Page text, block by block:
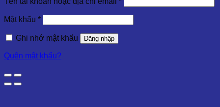
Mật khẩu *
Ghi nhớ mật khẩu Đăng nhập
Quên mật khẩu?